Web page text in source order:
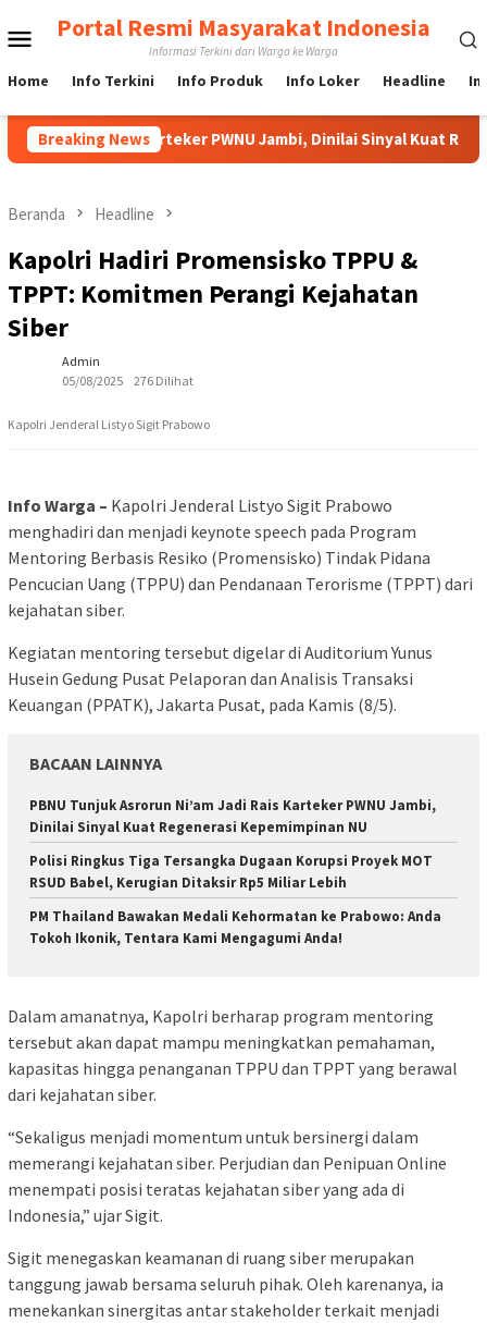
ke
Menu
Mobile
Portal Resmi Masyarakat Indonesia
Informasi Terkini dari Warga ke Warga
Home Info Terkini Info Produk Info Loker Headline
Breaking News
Jadi Rais Karteker PWNU Jambi, Dinilai Sinyal Kuat
Beranda Headline
Kapolri Hadiri Promensisko TPPU &
TPPT: Komitmen Perangi Kejahatan
Siber
Admin
05/08/2025
276 Dilihat
Kapolri Jenderal Listyo Sigit Prabowo
Info Warga – Kapolri Jenderal Listyo Sigit Prabowo
menghadiri dan menjadi keynote speech pada Program
Mentoring Berbasis Resiko (Promensisko) Tindak Pidana
Pencucian Uang (TPPU) dan Pendanaan Terorisme (TPPT) dari
kejahatan siber.
Kegiatan mentoring tersebut digelar di Auditorium Yunus
Husein Gedung Pusat Pelaporan dan Analisis Transaksi
Keuangan (PPATK), Jakarta Pusat, pada Kamis (8/5).
BACAAN LAINNYA
PBNU Tunjuk Asrorun Ni’am Jadi Rais Karteker PWNU Jambi,
Dinilai Sinyal Kuat Regenerasi Kepemimpinan NU
Polisi Ringkus Tiga Tersangka Dugaan Korupsi Proyek MOT
RSUD Babel, Kerugian Ditaksir Rp5 Miliar Lebih
PM Thailand Bawakan Medali Kehormatan ke Prabowo: Anda
Tokoh Ikonik, Tentara Kami Mengagumi Anda!
Dalam amanatnya, Kapolri berharap program mentoring
tersebut akan dapat mampu meningkatkan pemahaman,
kapasitas hingga penanganan TPPU dan TPPT yang berawal
dari kejahatan siber.
“Sekaligus menjadi momentum untuk bersinergi dalam
memerangi kejahatan siber. Perjudian dan Penipuan Online
menempati posisi teratas kejahatan siber yang ada di
Indonesia,” ujar Sigit.
Sigit menegaskan keamanan di ruang siber merupakan
tanggung jawab bersama seluruh pihak. Oleh karenanya, ia
menekankan sinergitas antar stakeholder terkait menjadi